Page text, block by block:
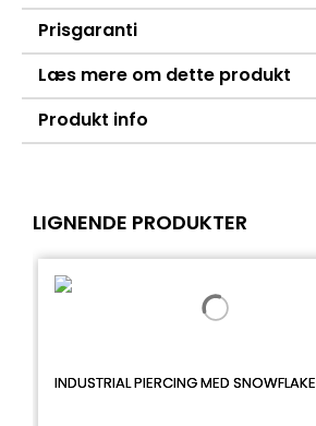
Prisgaranti
Læs mere om dette produkt
Produkt info
LIGNENDE PRODUKTER
INDUSTRIAL PIERCING MED SNOWFLAKE